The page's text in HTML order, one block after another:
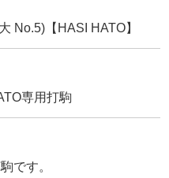
No.5)【HASI HATO】
専用打駒
です。